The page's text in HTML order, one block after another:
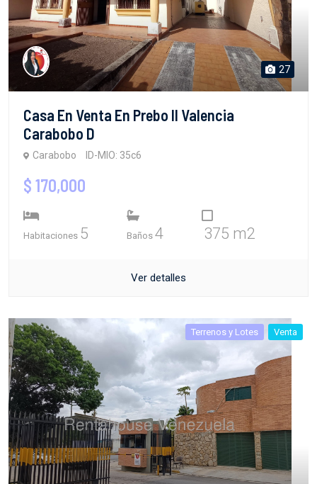
27
Casa En Venta En Prebo II Valencia
Carabobo D
Carabobo ID-MIO: 35c6
$ 170,000
Habitaciones 5 Baños 4 375 m2
Ver detalles
Terrenos y Lotes Venta